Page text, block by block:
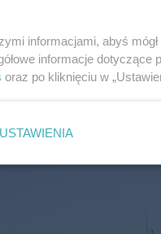
Policja apeluje o
miejscowością
ciężarowych.
informacjami, abyś
informacje
oraz po kliknięciu w
USTAWIENIA